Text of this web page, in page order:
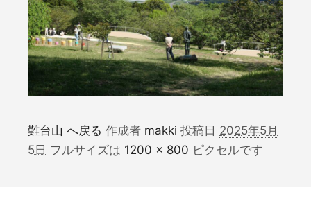
難台山 へ戻る 作成者 makki 投稿日 2025年5月
5日 フルサイズは 1200 × 800 ピクセルです